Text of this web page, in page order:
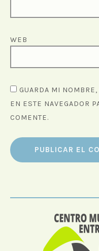
WEB
GUARDA MI
EN ESTE NAVEGADOR
COMENTE.